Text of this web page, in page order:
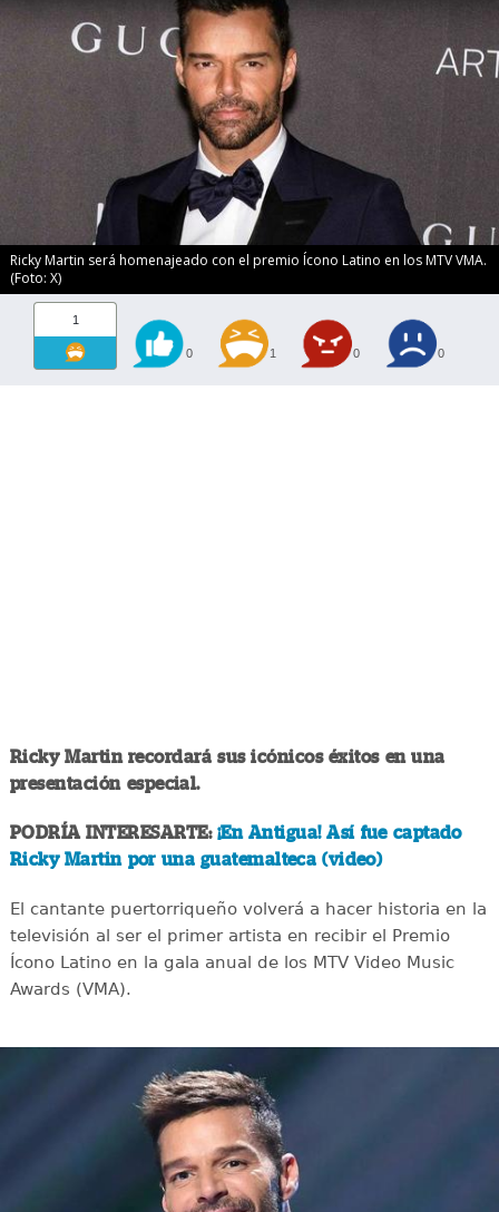
Ricky Martin será homenajeado con el premio Ícono Latino en los MTV VMA.
(Foto: X)
1
0 1 0 0
Ricky Martin recordará sus icónicos éxitos en una
presentación especial.
PODRÍA INTERESARTE: ¡En Antigua! Así fue captado
Ricky Martin por una guatemalteca (video)
El cantante puertorriqueño volverá a hacer historia en la
televisión al ser el primer artista en recibir el Premio
Ícono Latino en la gala anual de los MTV Video Music
Awards (VMA).